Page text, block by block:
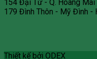
154 Đại Từ - Q. Hoàng Mai
179 Đình Thôn - Mỹ Đình -
Thiết kế bởi ODEX